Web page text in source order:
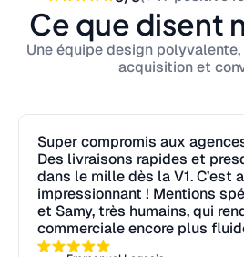
Templates réseaux sociaux
Création de logo
Direction artistique
Creative ads
ASO
Présentation
Illustrations
3D
Motion Design
Direction artistique
Ce que disent
Une équipe design
acquisition et
Super compromis aux
Des livraisons rapides et
dans le mille dès la V1. C’est
impressionnant ! Mentions
et Samy, très humains, qui
commerciale encore plus